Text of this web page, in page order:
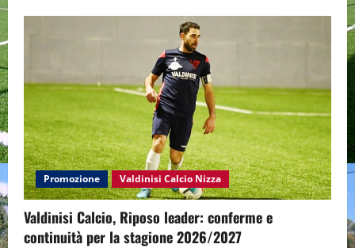
Promozione Valdinisi Calcio Nizza
Valdinisi Calcio, Riposo leader: conferme e
continuità per la stagione 2026/2027